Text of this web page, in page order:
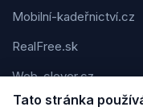
Mobilní-kadeřnictví.cz
RealFree.sk
Web-clever.cz
Kvízov.cz
Tato stránka